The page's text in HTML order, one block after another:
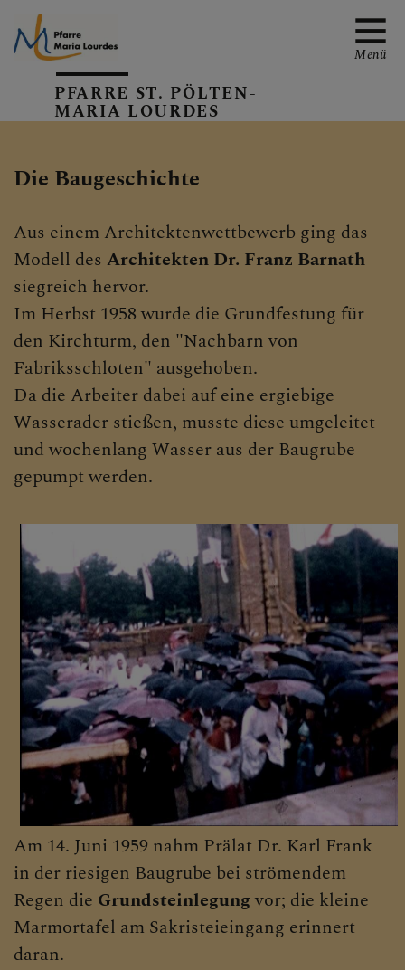
EMAIL AN DIE PFARRE
TERMINE
GALERIE
KLICKEN SIE AUF DAS
"+", UM UNTERMENÜS
ZU ÖFFNEN
PFARRTEAM
GRUPPEN, RUNDEN,
EVENTS, AKTIONEN
GESCHICHTE DER
PFARRE
Lourdesgrotte
Vor der Gründung
Während der Gründung
Gründung
PFARRE ST. PÖLTEN-
MARIA LOURDES
Menü
Die Baugeschichte
Aus einem Architektenwettbewerb ging das
Modell des Architekten Dr. Franz Barnath
siegreich hervor.
Im Herbst 1958 wurde die Grundfestung für
den Kirchturm, den "Nachbarn von
Fabriksschloten" ausgehoben.
Da die Arbeiter dabei auf eine ergiebige
Wasserader stießen, musste diese umgeleitet
und wochenlang Wasser aus der Baugrube
gepumpt werden.
Am 14. Juni 1959 nahm Prälat Dr. Karl Frank
in der riesigen Baugrube bei strömendem
Regen die Grundsteinlegungvor; die kleine
Marmortafel am Sakristeieingang erinnert
daran.